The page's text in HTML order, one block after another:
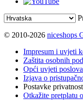
© 2010-2026 niceshops
Impresum i uvjeti
Zaštita osobnih
Opći uvjeti
Izjava o
Postavke
Otkažite pretplatu